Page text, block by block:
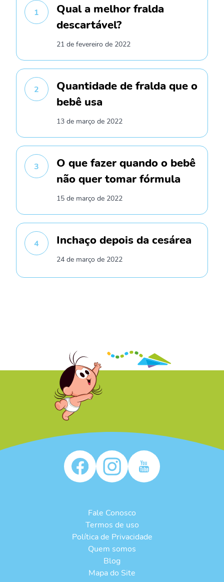
1
Qual a melhor fralda
descartável?
21 de fevereiro de 2022
2
Quantidade de fralda que o
bebê usa
13 de março de 2022
3
O que fazer quando o bebê
não quer tomar fórmula
15 de março de 2022
4 Inchaço depois da cesárea
24 de março de 2022
Fale Conosco
Termos de uso
Política de Privacidade
Quem somos
Blog
Mapa do Site